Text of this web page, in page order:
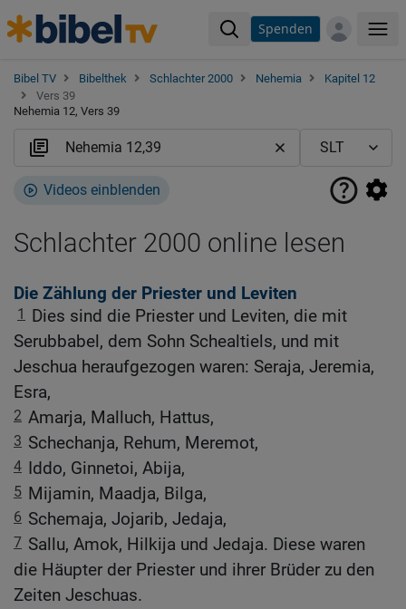
Spenden
Bibel TV Bibelthek Schlachter 2000 Nehemia
Kapitel 12
Vers 39
Nehemia 12, Vers 39
Videos einblenden
Schlachter 2000 online lesen
Die Zählung der Priester und Leviten
1
Dies sind die Priester und Leviten, die mit
Serubbabel, dem Sohn Schealtiels, und mit
Jeschua heraufgezogen waren: Seraja, Jeremia,
Esra,
2 Amarja, Malluch, Hattus,
3 Schechanja, Rehum, Meremot,
4 Iddo, Ginnetoi, Abija,
5 Mijamin, Maadja, Bilga,
6 Schemaja, Jojarib, Jedaja,
7 Sallu, Amok, Hilkija und Jedaja. Diese waren
die Häupter der Priester und ihrer Brüder zu den
Zeiten Jeschuas.